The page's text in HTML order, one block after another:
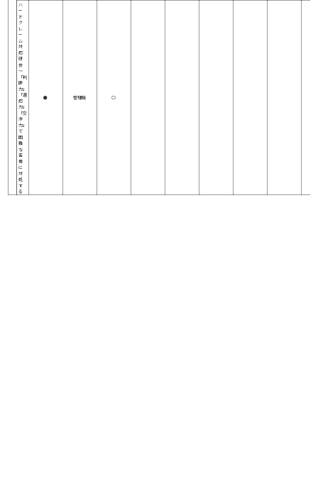
ハ
ー
ド
ク
レ
ー
ム
対
応
研
修
～
「判
断
力」
「適
応
力」
「交
渉
力」
で
困
難
な
苦
情
に
対
処
す
る
● 管理職 ○